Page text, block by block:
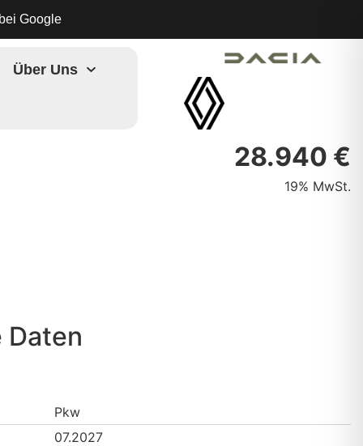
Google
Über Uns
28.940 €
19% MwSt.
Daten
Pkw
07.2027